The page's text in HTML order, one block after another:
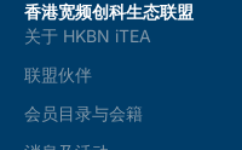
香港宽频创科生态联盟
关于 HKBN iTEA
联盟伙伴
会员目录与会籍